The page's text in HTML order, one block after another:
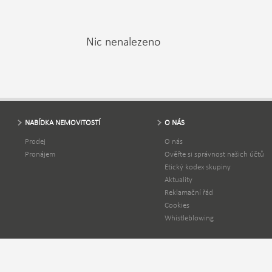
Nic nenalezeno
NABÍDKA NEMOVITOSTÍ
Prodej
Pronájem
O NÁS
O nás
Ověřte si správnost našich účtů
Etický kodex skupiny
Aktuality
Reklamační řád
Cookies
Whistleblowing